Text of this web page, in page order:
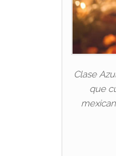
Clase
que